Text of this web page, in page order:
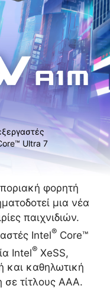
Ultra 7
φορητή
μια νέα
παιχνιδιών.
Intel® Core™
Intel®XeSS,
και καθηλωτική
σε τίτλους AAA.